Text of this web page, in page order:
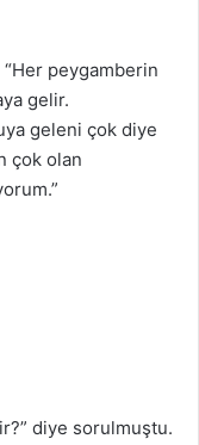
peygamberin
gelir.
geleni çok diye
çok olan
diye sorulmuştu.